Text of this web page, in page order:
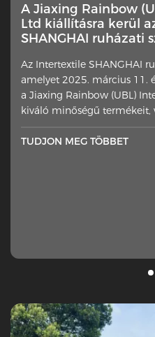
Interlin — Miért
réteg a
tervezők, otthoni varrósok
körében. Az extra
oldalára helyeztek
A Jiaxing Rainbow
Ltd kiállításra kerül
SHANGHAI ruházati
Az Intertextile SHANGHAI
amelyet 2025. március 11.
a Jiaxing Rainbow (UBL)
kiváló minőségű termékeit,
TUDJON MEG TÖBBET